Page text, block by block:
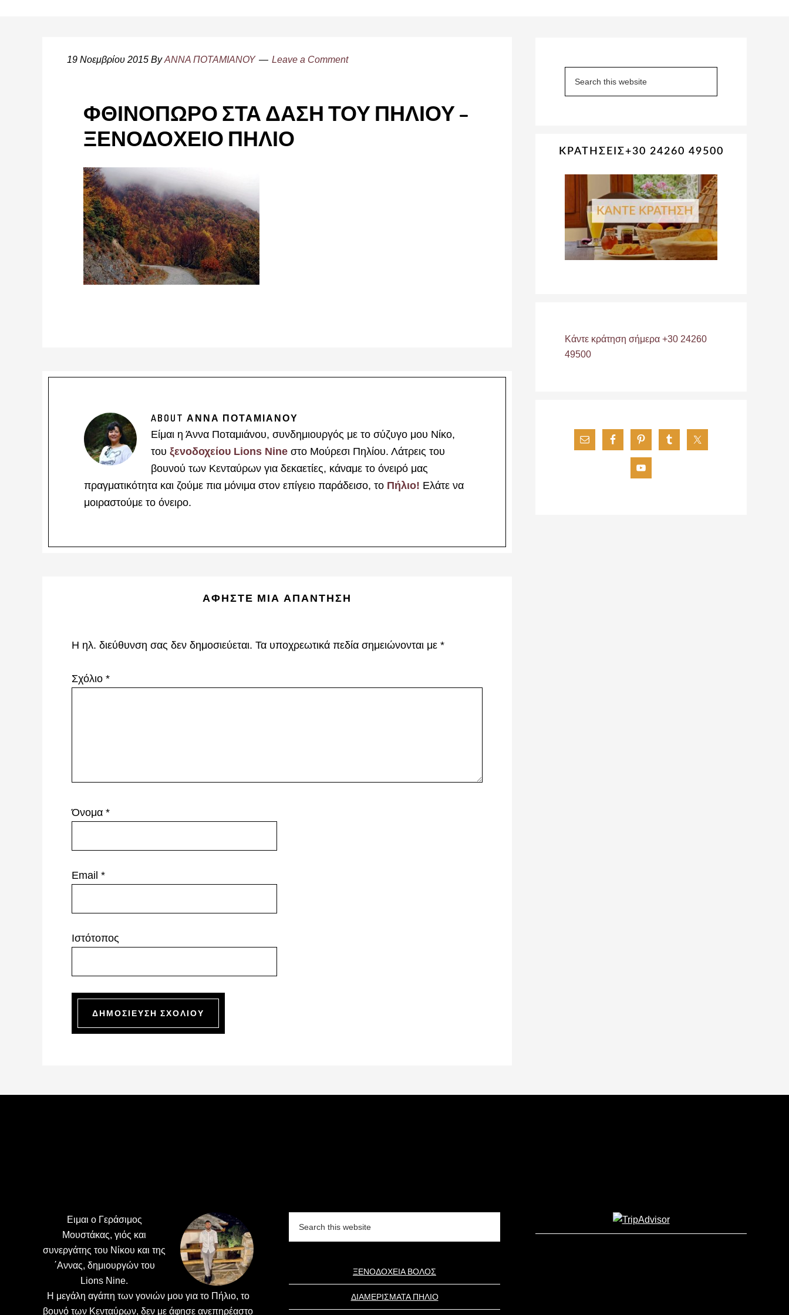
19 Νοεμβρίου 2015 ByΑΝΝΑ ΠΟΤΑΜΙΑΝΟΥ Leave a Comment
ΦΘΙΝΟΠΩΡΟ ΣΤΑ ΔΑΣΗ ΤΟΥ ΠΗΛΙΟΥ –
ΞΕΝΟΔΟΧΕΙΟ ΠΗΛΙΟ
ABOUT ΑΝΝΑ ΠΟΤΑΜΙΑΝΟΥ
Είμαι η Άννα Ποταμιάνου, συνδημιουργός με το σύζυγο μου Νίκο,
του ξενοδοχείου Lions Nine στο Μούρεσι Πηλίου. Λάτρεις του
βουνού των Κενταύρων για δεκαετίες, κάναμε το όνειρό μας
πραγματικότητα και ζούμε πια μόνιμα στον επίγειο παράδεισο, το Πήλιο! Ελάτε να
μοιραστούμε το όνειρο.
ΑΦΉΣΤΕ ΜΙΑ ΑΠΆΝΤΗΣΗ
Η ηλ. διεύθυνση σας δεν δημοσιεύεται. Τα υποχρεωτικά πεδία σημειώνονται με *
Σχόλιο *
Όνομα *
Email *
Ιστότοπος
Sidebar
ΚΡΑΤΗΣΕΙΣ+30 24260 49500
Κάντε κράτηση σήμερα +30 24260
49500
Ειμαι ο Γεράσιμος
Μουστάκας, γιός και
συνεργάτης του Νίκου και της
΄Αννας, δημιουργών του
Lions Nine.
H μεγάλη αγάπη των γονιών μου για το Πήλιο, το
βουνό των Κενταύρων, δεν με άφησε ανεπηρέαστο
ΞΕΝΟΔΟΧΕΙΑ ΒΟΛΟΣ
ΔΙΑΜΕΡΙΣΜΑΤΑ ΠΗΛΙΟ